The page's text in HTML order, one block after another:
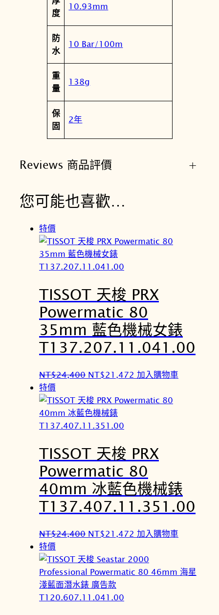
4
.
.
3
0
數
量
度
10.93mm
防
水
10 Bar/100m
重
量
138g
保
固
2年
Reviews 商品評價 +
您可能也喜歡…
特價
TISSOT 天梭 PRX
Powermatic 80
35mm 藍色機械女錶
T137.207.11.041.00
NT$24,400 原
價
格
：
T
$
2
,
4
0
NT$21,472 目
價
T
$
2
1
4
2
加入購物車
特價
TISSOT 天梭 PRX
Powermatic 80
40mm 冰藍色機械錶
T137.407.11.351.00
NT$24,400 原
價
格
：
N
NT$21,472 目
價
格
加入購物車
特價